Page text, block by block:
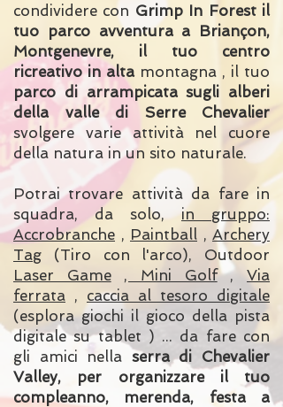
condividere con Grimp In Forest il
tuo parco avventura a Briançon,
Montgenevre, il tuo centro
ricreativo in altamontagna , il tuo
parco di arrampicata sugli alberi
della valle di Serre Chevalier
svolgere varie attività nel cuore
della natura in un sito naturale.
Potrai trovare attività da fare in
squadra, da solo,in gruppo:
Accrobranche , Paintball , Archery
Tag
(Tiro con l'arco),
Outdoor
Laser Game
, Mini Golf ,
Via
ferrata , caccia al tesoro digitale
(esplora giochi il gioco della pista
digitale su tablet ) ... da fare con
gli amici nella serra di Chevalier
Valley, per organizzare il tuo
compleanno, merenda, festa a